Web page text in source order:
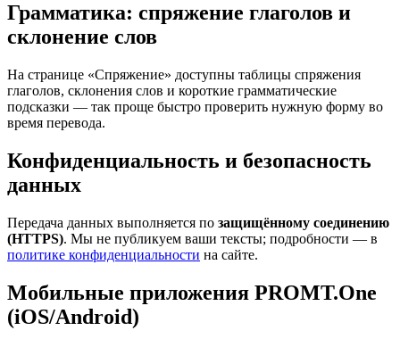
Грамматика: спряжение глаголов и
склонение слов
На странице «Спряжение» доступны таблицы спряжения
глаголов, склонения слов и короткие грамматические
подсказки — так проще быстро проверить нужную форму во
время перевода.
Конфиденциальность и безопасность
данных
Передача данных выполняется по защищённому соединению
(HTTPS). Мы не публикуем ваши тексты; подробности — в
политике конфиденциальности на сайте.
Мобильные приложения PROMT.One
(iOS/Android)